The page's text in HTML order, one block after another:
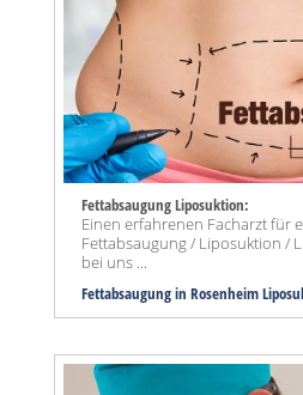
Fettabsaugung Liposuktion:
Einen erfahrenen Facharzt für
Fettabsaugung / Liposuktion /
bei uns ...
Fettabsaugung in Rosenheim